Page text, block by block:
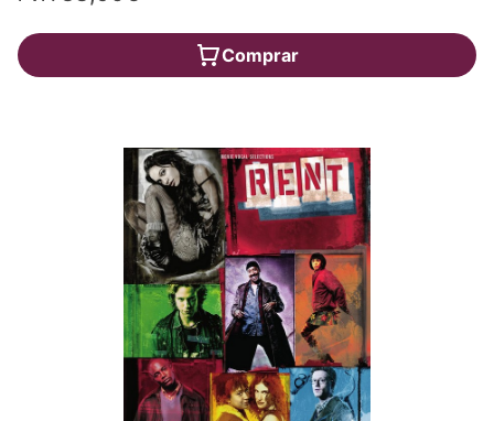
Comprar